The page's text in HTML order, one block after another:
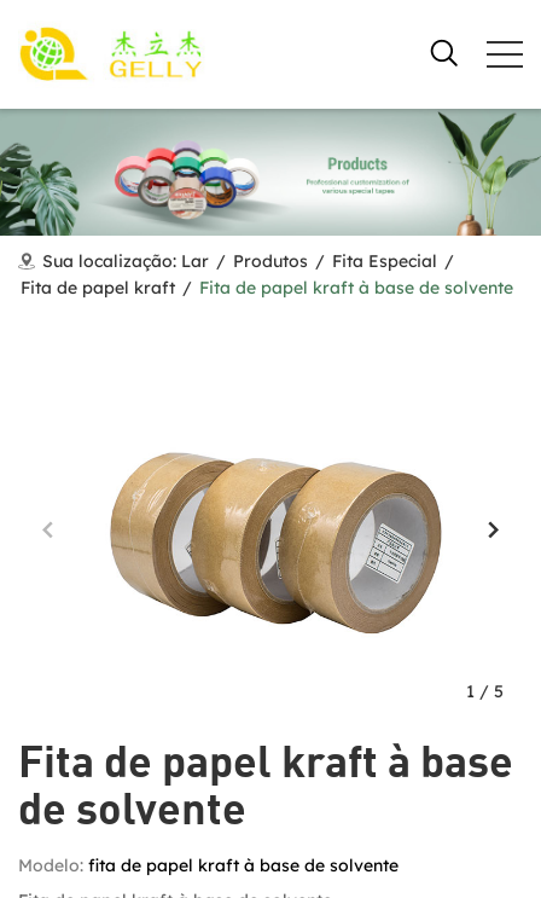
Sua localização: Lar / Produtos / Fita Especial /
Fita de papel kraft / Fita de papel kraft à base de solvente
Fita de papel kraft à base
de solvente
Modelo: fita de papel kraft à base de solvente
1 / 5